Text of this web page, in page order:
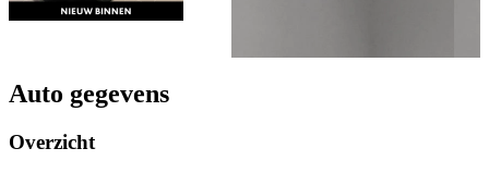
Auto gegevens
Overzicht